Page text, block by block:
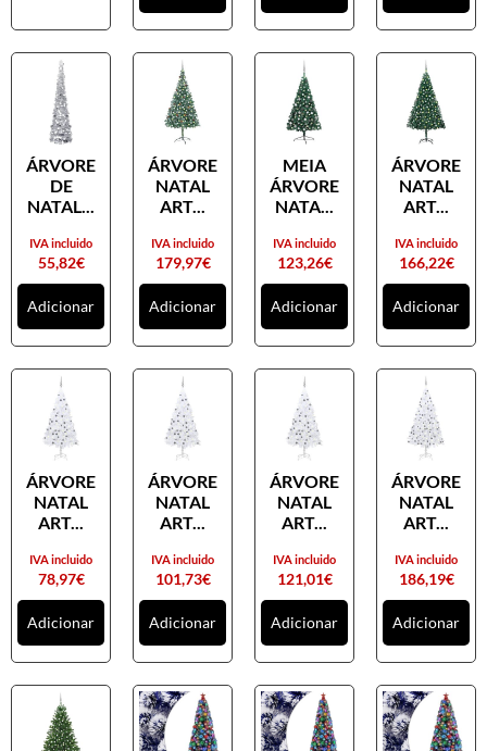
ÁRVORE
DE
NATAL...
55,82€
IVA incluido
Adicionar
ÁRVORE
NATAL
ART...
179,97€
IVA incluido
Adicionar
MEIA
ÁRVORE
NATA...
123,26€
IVA incluido
Adicionar
ÁRVORE
NATAL
ART...
166,22€
IVA incluido
Adicionar
ÁRVORE
NATAL
ART...
78,97€
IVA incluido
Adicionar
ÁRVORE
NATAL
ART...
101,73€
IVA incluido
Adicionar
ÁRVORE
NATAL
ART...
121,01€
IVA incluido
Adicionar
ÁRVORE
NATAL
ART...
186,19€
IVA incluido
Adicionar